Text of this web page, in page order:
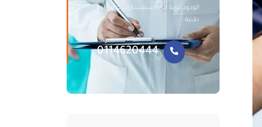
الودود لدينا لأي استفسارات عامة أو
طبية.
0114620444